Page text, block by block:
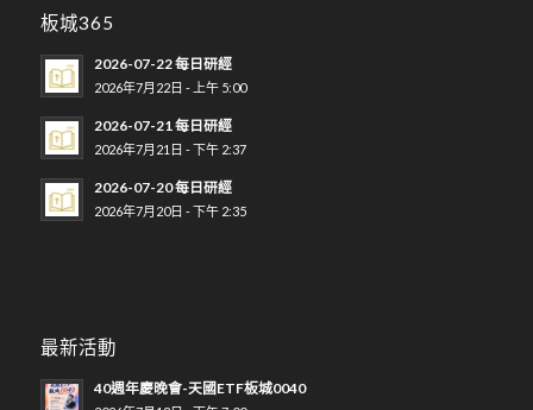
板城365
2026-07-22 每日研經
2026年7月22日 - 上午 5:00
2026-07-21 每日研經
2026年7月21日 - 下午 2:37
2026-07-20 每日研經
2026年7月20日 - 下午 2:35
最新活動
40週年慶晚會-天國ETF板城0040